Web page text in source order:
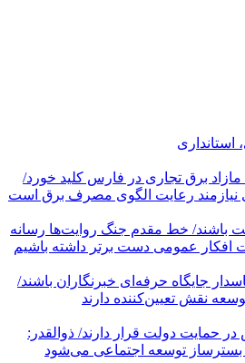
استانداری
برق تجاری در فارس کلید خورد/
نیازمند رعایت الگوی مصرف برق است
باشند/ خط مقدم جنگ روایت‌ها رسانه
افکار عمومی دست برتر داشته باشیم
جایگاه حرفه‌ای خبرنگاران باشند/
نقش تعیین‌کننده دارند
حمایت دولت قرار دارند/ ذوالقدر:
بسترساز توسعه اجتماعی می‌شود